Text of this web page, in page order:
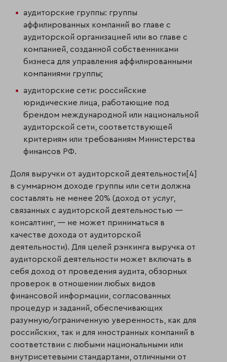
аудиторские группы: группы
аффилированных компаний во главе с
аудиторской организацией или во главе с
компанией, созданной собственниками
бизнеса для управления аффилированными
компаниями группы;
аудиторские сети: российские
юридические лица, работающие под
брендом международной или национальной
аудиторской сети, соответствующей
критериям или требованиям Министерства
финансов РФ.
Доля выручки от аудиторской деятельности[4]
в суммарном доходе группы или сети должна
составлять не менее 20% (доход от услуг,
связанных с аудиторской деятельностью —
консалтинг, — не может приниматься в
качестве дохода от аудиторской
деятельности). Для целей рэнкинга выручка от
аудиторской деятельности может включать в
себя доход от проведения аудита, обзорных
проверок в отношении любых видов
финансовой информации, согласованных
процедур и заданий, обеспечивающих
разумную/ограниченную уверенность, как для
российских, так и для иностранных компаний в
соответствии с любыми националь­ными или
внутрисетевыми стандартами, отличными от